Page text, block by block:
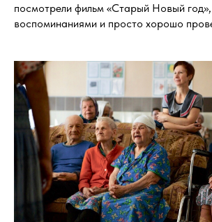
посмотрели фильм «Старый Новый год»,
воспоминаниями и просто хорошо